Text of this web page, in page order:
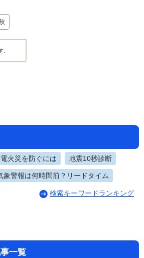
。
火災を防ぐには 地震10秒診断
象警報は何時間前？リードタイム
検索キーワードランキング
一覧